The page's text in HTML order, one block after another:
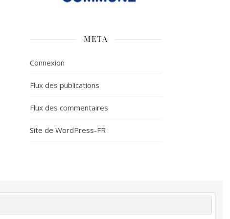
META
Connexion
Flux des publications
Flux des commentaires
Site de WordPress-FR